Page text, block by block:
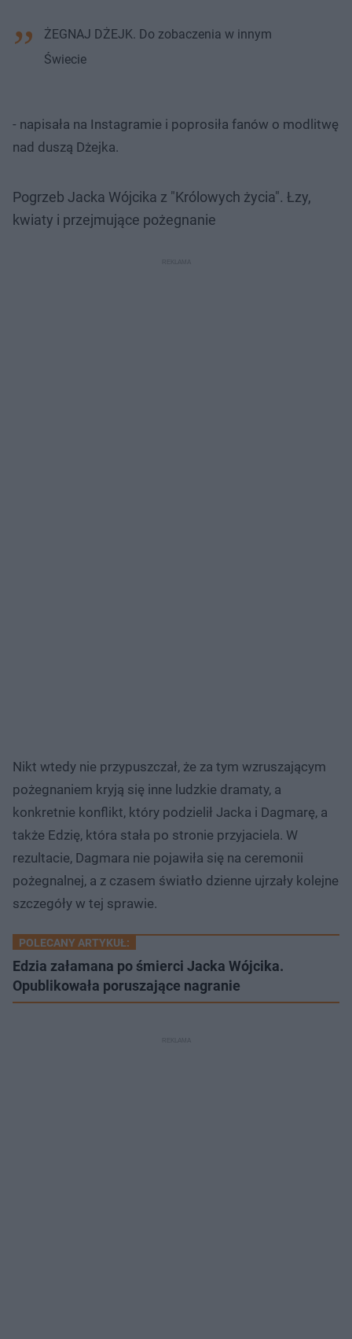
ŻEGNAJ DŻEJK. Do zobaczenia w innym
Świecie
- napisała na Instagramie i poprosiła fanów o modlitwę
nad duszą Dżejka.
Pogrzeb Jacka Wójcika z "Królowych życia". Łzy,
kwiaty i przejmujące pożegnanie
Nikt wtedy nie przypuszczał, że za tym wzruszającym
pożegnaniem kryją się inne ludzkie dramaty, a
konkretnie konflikt, który podzielił Jacka i Dagmarę, a
także Edzię, która stała po stronie przyjaciela. W
rezultacie, Dagmara nie pojawiła się na ceremonii
pożegnalnej, a z czasem światło dzienne ujrzały kolejne
szczegóły w tej sprawie.
POLECANY ARTYKUŁ:
Edzia załamana po śmierci Jacka Wójcika.
Opublikowała poruszające nagranie